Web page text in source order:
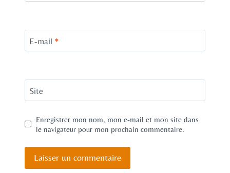
E-mail *
Site
Enregistrer mon nom, mon e-mail et mon site dans
le navigateur pour mon prochain commentaire.